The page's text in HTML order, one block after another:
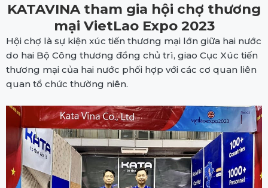
KATAVINA tham gia hội chợ thương
mại VietLao Expo 2023
Hội chợ là sự kiện xúc tiến thương mại lớn giữa hai nước
do hai Bộ Công thương đồng chủ trì, giao Cục Xúc tiến
thương mại của hai nước phối hợp với các cơ quan liên
quan tổ chức thường niên.